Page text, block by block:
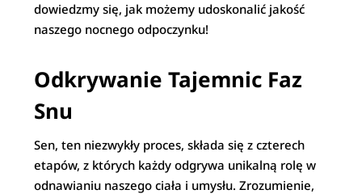
dowiedzmy się, jak możemy udoskonalić jakość
naszego nocnego odpoczynku!
Odkrywanie Tajemnic Faz
Snu
Sen, ten niezwykły proces, składa się z czterech
etapów, z których każdy odgrywa unikalną rolę w
odnawianiu naszego ciała i umysłu. Zrozumienie,